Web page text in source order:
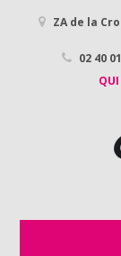
ZA de la
02 40